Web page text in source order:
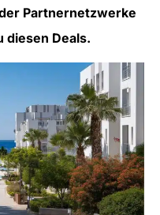
Partnernetzwerke
diesen Deals.